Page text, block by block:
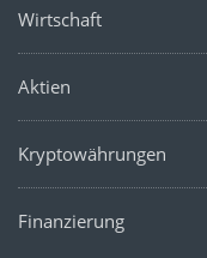
Wirtschaft
Aktien
Kryptowährungen
Finanzierung